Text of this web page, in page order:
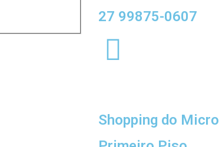
27 99875-0607
Shopping do Micro